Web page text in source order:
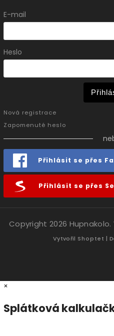
E-mail
Heslo
Nová registrace
Zapomenuté heslo
Přihlásit se přes
Přihlásit se přes
Copyright 2026 Hupnakolo
Vytvořil Shoptet |
×
Splátková